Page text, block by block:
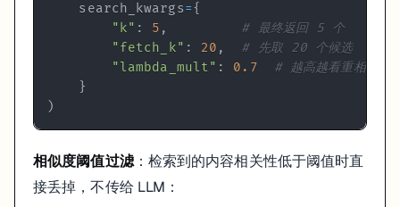
    search_kwargs
={
"k" : 5 ,
# 最终返回 5 个
"fetch_k" : 20 ,
# 先取 20 个候选
"lambda_mult" : 0.7
# 越高越看重相关性
}
)
相似度阈值过滤：检索到的内容相关性低于阈值时直
接丢掉，不传给 LLM：